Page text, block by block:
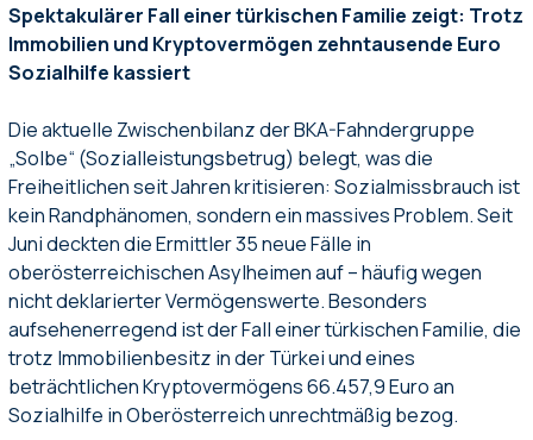
Spektakulärer Fall einer türkischen Familie zeigt: Trotz
Immobilien und Kryptovermögen zehntausende Euro
Sozialhilfe kassiert
Die aktuelle Zwischenbilanz der BKA-Fahndergruppe
„Solbe“ (Sozialleistungsbetrug) belegt, was die
Freiheitlichen seit Jahren kritisieren: Sozialmissbrauch ist
kein Randphänomen, sondern ein massives Problem. Seit
Juni deckten die Ermittler 35 neue Fälle in
oberösterreichischen Asylheimen auf – häufig wegen
nicht deklarierter Vermögenswerte. Besonders
aufsehenerregend ist der Fall einer türkischen Familie, die
trotz Immobilienbesitz in der Türkei und eines
beträchtlichen Kryptovermögens 66.457,9 Euro an
Sozialhilfe in Oberösterreich unrechtmäßig bezog.